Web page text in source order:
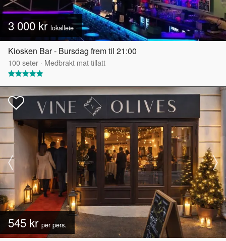
3 000 kr lokalleie
Kiosken Bar - Bursdag frem til 21:00
100seter · Medbrakt mat tillatt
545 kr per pers.